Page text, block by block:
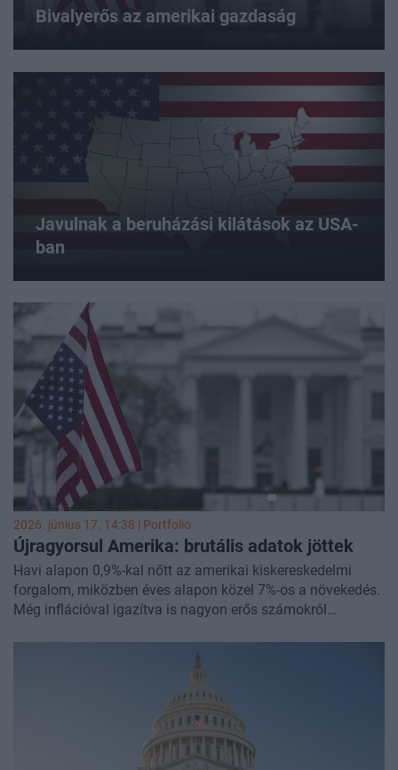
Bivalyerős az amerikai gazdaság
Javulnak a beruházási kilátások az USA-
ban
2026. június 17. 14:38 | Portfolio
Újragyorsul Amerika: brutális adatok jöttek
Havi alapon 0,9%-kal nőtt az amerikai kiskereskedelmi
forgalom, miközben éves alapon közel 7%-os a növekedés.
Még inflációval igazítva is nagyon erős számokról